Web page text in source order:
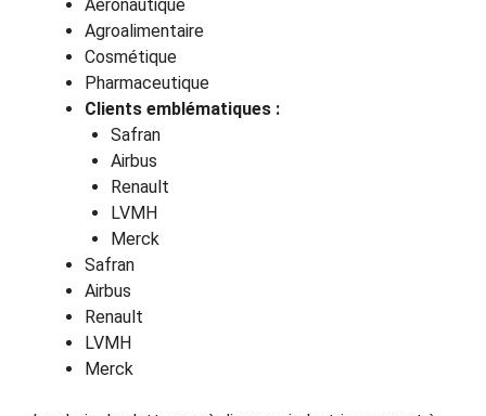
Aéronautique
Agroalimentaire
Cosmétique
Pharmaceutique
Clients emblématiques :
Safran
Airbus
Renault
LVMH
Merck
Safran
Airbus
Renault
LVMH
Merck